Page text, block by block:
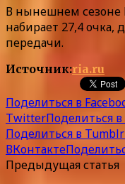
В нынешнем сезоне
набирает 27,4 очка,
передачи.
Источник:ria.ru
Поделиться в
TwitterПоделиться
Поделиться в Tumblr
ВКонтакте
Предыдущая статья